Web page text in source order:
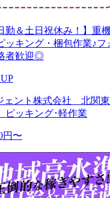
勤＆土日祝休み！】重
ッキング・梱包作業♪
者歓迎◎
ェント株式会社 北関東
ピッキング･軽作業
円〜